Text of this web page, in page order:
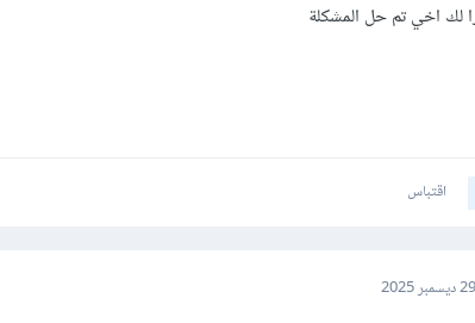
لك اخي تم حل المشكلة
اقتباس
29 ديسمبر 2025